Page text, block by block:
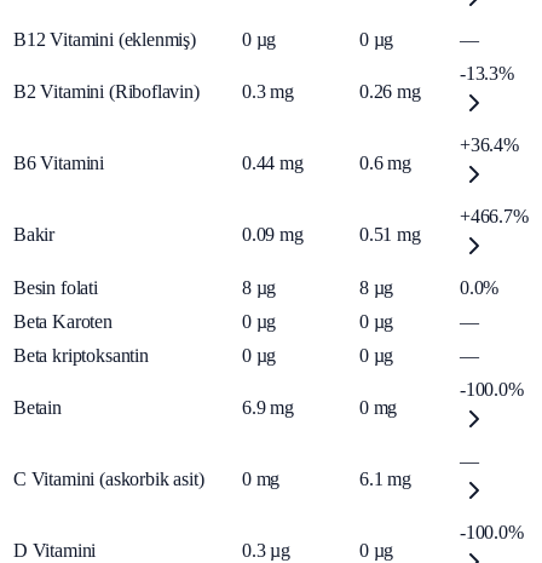
B12 Vitamini (eklenmiş) 0 µg 0 µg —
B2 Vitamini (Riboflavin) 0.3 mg 0.26 mg
-13.3%
B6 Vitamini 0.44 mg 0.6 mg
+36.4%
Bakir 0.09 mg 0.51 mg
+466.7%
Besin folati 8 µg 8 µg
0.0%
Beta Karoten
0 µg 0 µg
—
Beta kriptoksantin
0 µg 0 µg —
Betain 6.9 mg 0 mg
-100.0%
C Vitamini (askorbik asit) 0 mg 6.1 mg
—
D Vitamini 0.3 µg 0 µg
-100.0%